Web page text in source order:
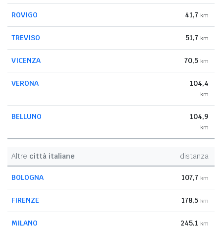
ROVIGO 41,7 km
TREVISO 51,7 km
VICENZA 70,5 km
VERONA 104,4
km
BELLUNO 104,9
km
Altre città italiane distanza
BOLOGNA 107,7 km
FIRENZE 178,5 km
MILANO 245,1 km